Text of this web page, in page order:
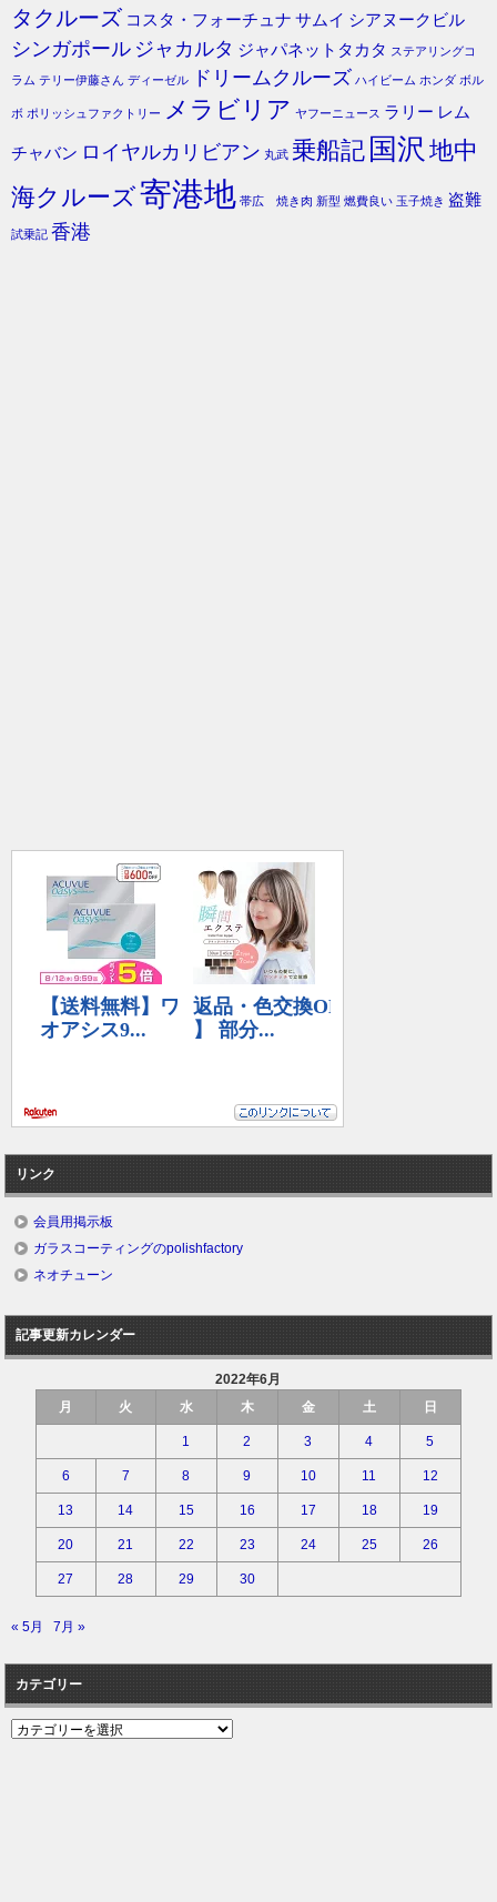
タクルーズ コスタ・フォーチュナ サムイ シアヌークビル
シンガポール ジャカルタ ジャパネットタカタ ステアリングコ
ラム テリー伊藤さん ディーゼル ドリームクルーズ ハイビーム ホンダ ボル
ボ ポリッシュファクトリー メラビリア ヤフーニュース ラリー レム
チャバン ロイヤルカリビアン 丸武 乗船記 国沢 地中
海クルーズ寄港地 帯広 焼き肉 新型 燃費良い 玉子焼き 盗難
試乗記 香港
リンク
会員用掲示板
ガラスコーティングのpolishfactory
ネオチューン
記事更新カレンダー
2022年6月
月
火 水 木 金 土 日
1 2 3 4 5
6 7 8 9 10 11 12
13 14 15 16 17 18 19
20 21 22 23 24 25 26
27 28 29 30
« 5月 7月 »
カテゴリー
カ